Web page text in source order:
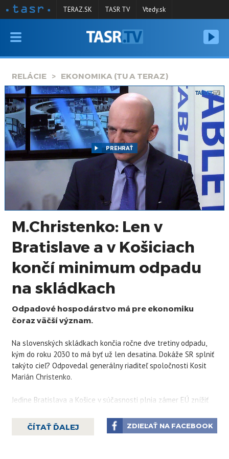
VYSIELANIE
SPRAVODAJSTVO
KONTAKT
ARCHÍV
TERAZ.SK TASR TV Vtedy.sk
RELÁCIE EKONOMIKA (TU A TERAZ)
PREHRAŤ
M.Christenko: Len v
Bratislave a v Košiciach
končí minimum odpadu
na skládkach
Odpadové hospodárstvo má pre ekonomiku
čoraz väčší význam.
Na slovenských skládkach končia ročne dve tretiny odpadu,
kým do roku 2030 to má byť už len desatina. Dokáže SR splniť
takýto cieľ? Odpovedal generálny riaditeľ spoločnosti Kosit
Marián Christenko.
Jedine Bratislava a Košice v súčasnosti plnia zámer EÚ znížiť
je to približne 5% odpadu, ktorý končí na skládke. Ak chce
Slovensko splniť limit EÚ, každý rok musí znížiť objem odpadu
ČÍTAŤ ĎALEJ ZDIEĽAŤ NA FACEBOOK